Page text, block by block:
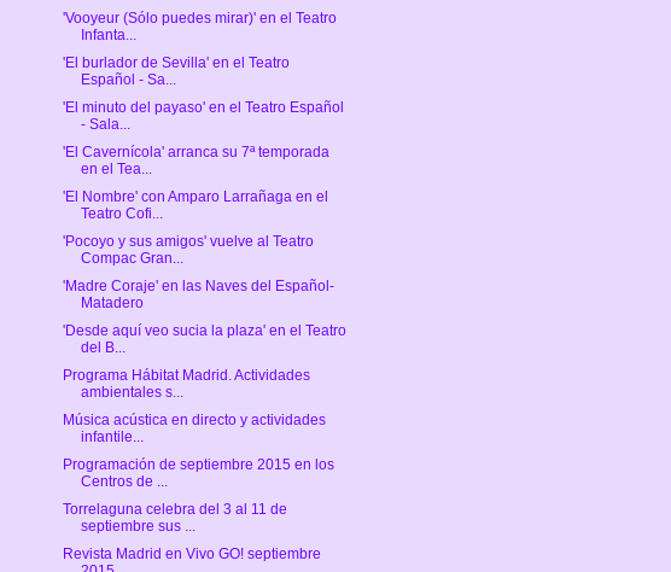
'Vooyeur (Sólo puedes mirar)' en el Teatro
Infanta...
'El burlador de Sevilla' en el Teatro
Español - Sa...
'El minuto del payaso' en el Teatro Español
- Sala...
'El Cavernícola' arranca su 7ª temporada
en el Tea...
'El Nombre' con Amparo Larrañaga en el
Teatro Cofi...
'Pocoyo y sus amigos' vuelve al Teatro
Compac Gran...
'Madre Coraje' en las Naves del Español-
Matadero
'Desde aquí veo sucia la plaza' en el Teatro
del B...
Programa Hábitat Madrid. Actividades
ambientales s...
Música acústica en directo y actividades
infantile...
Programación de septiembre 2015 en los
Centros de ...
Torrelaguna celebra del 3 al 11 de
septiembre sus ...
Revista Madrid en Vivo GO! septiembre